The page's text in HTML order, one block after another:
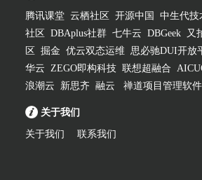
腾讯课堂 云栖社区 开源中国 中生代技
社区
DBAplus社群 七牛云 DBGeek 又
区
掘金 优云双态运维 思必驰DUI开放
华云 ZEGO即构科技 联想超融合
浪潮云
新思齐 融云 禅道项目管理软件
关于我们
关于我们 联系我们